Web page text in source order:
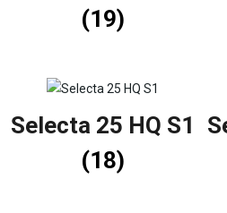
(19)
Selecta 25 HQ S1
(18)